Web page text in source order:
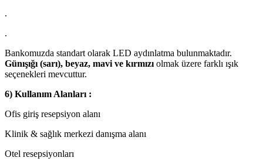
.
.
Bankomuzda standart olarak LED aydınlatma bulunmaktadır.
Günışığı (sarı), beyaz, mavi ve kırmızı olmak üzere farklı ışık
seçenekleri mevcuttur.
6) Kullanım Alanları :
Ofis giriş resepsiyon alanı
Klinik & sağlık merkezi danışma alanı
Otel resepsiyonları